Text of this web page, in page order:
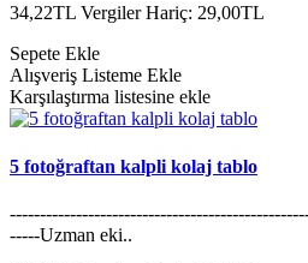
34,22TL Vergiler Hariç: 29,00TL
Sepete Ekle
Alışveriş Listeme Ekle
Karşılaştırma listesine ekle
5 fotoğraftan kalpli kolaj tablo
-----Uzman eki..